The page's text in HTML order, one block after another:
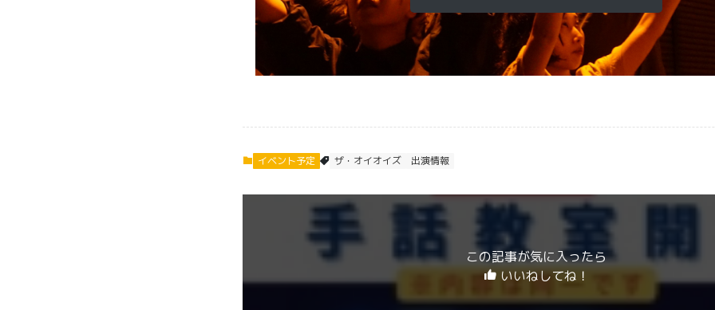
イベント予定 ザ・オイオイズ 出演情報
この記事が気に入ったら
いいねしてね！